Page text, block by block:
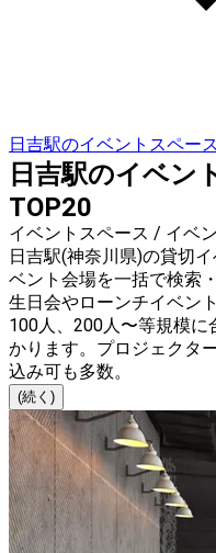
日吉駅のイベントスペース
日吉駅のイベン
TOP20
イベントスペース / イベ
日吉駅(神奈川県)の貸切
ベント会場を一括で検索
生日会やローンチイベン
100人、200人〜等規模
かります。プロジェクタ
込み可も多数。
(続く)